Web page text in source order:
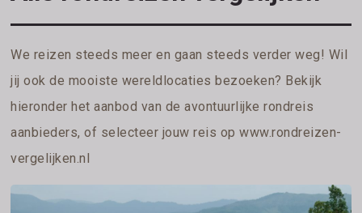
We reizen steeds meer en gaan steeds verder weg! Wil
jij ook de mooiste wereldlocaties bezoeken? Bekijk
hieronder het aanbod van de avontuurlijke rondreis
aanbieders, of selecteer jouw reis opwww.rondreizen-
vergelijken.nl